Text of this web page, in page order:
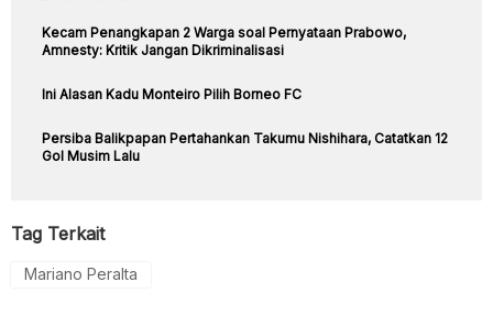
Kecam Penangkapan 2 Warga soal Pernyataan Prabowo,
Amnesty: Kritik Jangan Dikriminalisasi
Ini Alasan Kadu Monteiro Pilih Borneo FC
Persiba Balikpapan Pertahankan Takumu Nishihara, Catatkan 12
Gol Musim Lalu
Tag Terkait
Mariano Peralta